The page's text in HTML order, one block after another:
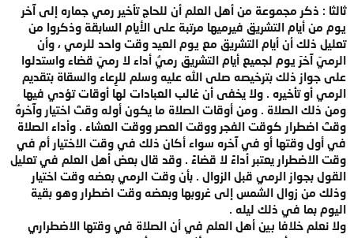
ثالثا : ذكر مجموعة من أهل العلم أن للحاج تأخير رمي جماره إلى آخر
يوم من أيام التشريق فيرميها مرتبة على الأيام السابقة وذكروا من
تعليل ذلك أن أيام التشريق مع يوم العيد وقت واحد للرمي ، وأن
الرميَ آخرَ يوم لجميع أيام التشريق رميُ أداء لا رميَ قضاء واستدلوا
على جواز ذلك بترخيصه صلى الله عليه وسلم للرِعاء والسقاة بتقديم
الرمي أو تأخيره . ولا يخفى أن غالب العبادات لها أوقات تؤدي فيها
ومن ذلك الصلاة . ومن أوقات الصلاة ما يكون أوله وقتَ اختيار وآخرهُ
وقتَ اضطرار كوقت الفجر ووقت العصر ووقت العشاء . وأداء الصلاة
في أول وقتها أو في آخره سواء أكان ذلك في وقت الاختيار أم في
وقت الاضطرار يعتبر أداءً لا قضاءً . وقد قال بعض أهل العلم في تعليل
القول بجواز الرمي قبل الزوال . بأن وقت الرمي بعضه وقت اختيار
وذلك من زوال الشمس إلى غروبها وبعضه وقت اضطرار وهو بقية
اليوم بما في ذلك ليله .
ولا نعلم خلافا بين أهل العلم في أن الصلاة في وقتها الاضطراري